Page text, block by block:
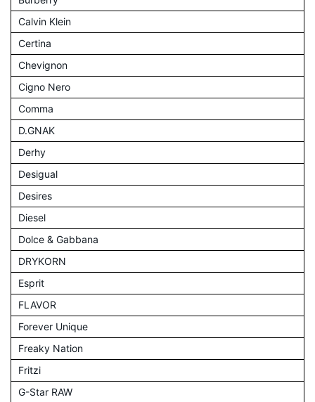
Calvin Klein
Certina
Chevignon
Cigno Nero
Comma
D.GNAK
Derhy
Desigual
Desires
Diesel
Dolce & Gabbana
DRYKORN
Esprit
FLAVOR
Forever Unique
Freaky Nation
Fritzi
G-Star RAW